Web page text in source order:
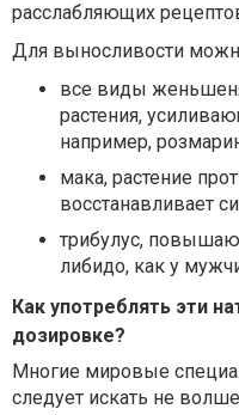
расслабляющих
Для выносливости
все виды
растения,
например,
мака, растение
восстанавливает
трибулус,
либидо, как у
Как употреблять эти
дозировке?
Многие мировые
следует искать не